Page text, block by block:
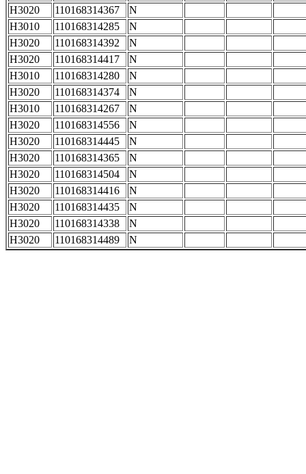
H3020
110168314367
N
H3010
110168314285
N
H3020
110168314392
N
H3020
110168314417
N
H3010
110168314280
N
H3020
110168314374
N
H3010
110168314267
N
H3020
110168314556
N
H3020
110168314445
N
H3020
110168314365
N
H3020
110168314504
N
H3020
110168314416
N
H3020
110168314435
N
H3020
110168314338
N
H3020
110168314489 N